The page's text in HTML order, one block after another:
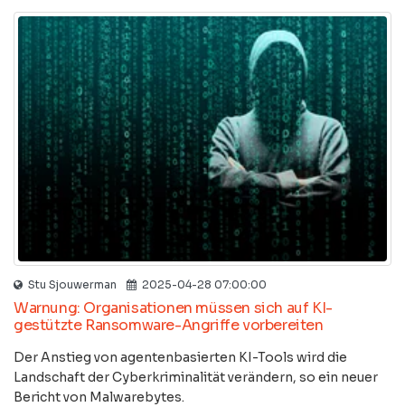
Stu Sjouwerman 2025-04-28 07:00:00
Warnung: Organisationen müssen sich auf KI-
gestützte Ransomware-Angriffe vorbereiten
Der Anstieg von agentenbasierten KI-Tools wird die
Landschaft der Cyberkriminalität verändern, so ein neuer
Bericht von Malwarebytes.